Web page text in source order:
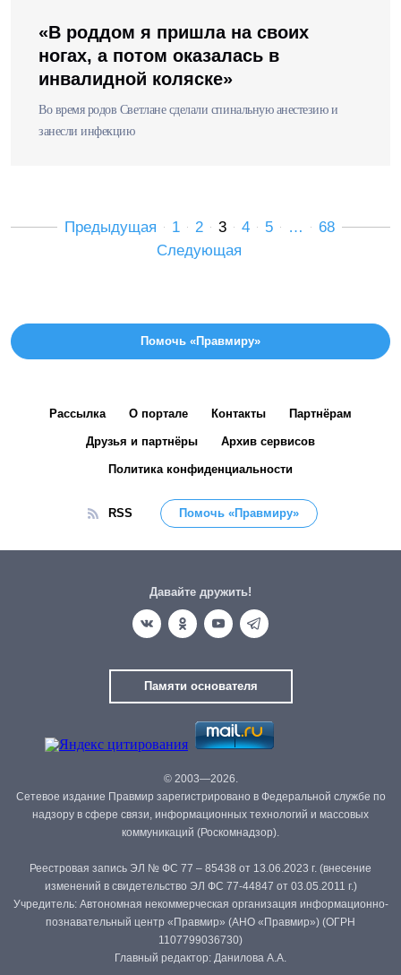
«В роддом я пришла на своих
ногах, а потом оказалась в
инвалидной коляске»
Во время родов Светлане сделали спинальную анестезию и
занесли инфекцию
Предыдущая 1 2 3 4 5 …
68
Следующая
Помочь «Правмиру»
Рассылка О портале Контакты Партнёрам
Друзья и партнёры Архив сервисов
Политика конфиденциальности
RSS Помочь «Правмиру»
Давайте дружить!
Памяти основателя
© 2003—2026.
Сетевое издание Правмир зарегистрировано в Федеральной службе по
надзору в сфере связи, информационных технологий и массовых
коммуникаций (Роскомнадзор).
Реестровая запись ЭЛ № ФС 77 – 85438 от 13.06.2023 г. (внесение
изменений в свидетельство ЭЛ ФС 77-44847 от 03.05.2011 г.)
Учредитель: Автономная некоммерческая организация информационно-
познавательный центр «Правмир» (АНО «Правмир») (ОГРН
1107799036730)
Главный редактор: Данилова А.А.